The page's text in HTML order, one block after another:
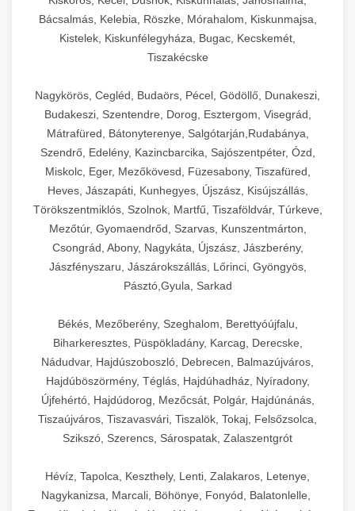
Bácsalmás, Kelebia, Röszke, Mórahalom, Kiskunmajsa,
Kistelek, Kiskunfélegyháza, Bugac, Kecskemét,
Tiszakécske
Nagykörös, Cegléd, Budaörs, Pécel, Gödöllő, Dunakeszi,
Budakeszi, Szentendre, Dorog, Esztergom, Visegrád,
Mátrafüred, Bátonyterenye, Salgótarján,Rudabánya,
Szendrő, Edelény, Kazincbarcika, Sajószentpéter, Ózd,
Miskolc, Eger, Mezőkövesd, Füzesabony, Tiszafüred,
Heves, Jászapáti, Kunhegyes, Újszász, Kisújszállás,
Törökszentmiklós, Szolnok, Martfű, Tiszaföldvár, Túrkeve,
Mezőtúr, Gyomaendrőd, Szarvas, Kunszentmárton,
Csongrád, Abony, Nagykáta, Újszász, Jászberény,
Jászfényszaru, Jászárokszállás, Lőrinci, Gyöngyös,
Pásztó,Gyula, Sarkad
Békés, Mezőberény, Szeghalom, Berettyóújfalu,
Biharkeresztes, Püspökladány, Karcag, Derecske,
Nádudvar, Hajdúszoboszló, Debrecen, Balmazújváros,
Hajdúböszörmény, Téglás, Hajdúhadház, Nyíradony,
Újfehértó, Hajdúdorog, Mezőcsát, Polgár, Hajdúnánás,
Tiszaújváros, Tiszavasvári, Tiszalök, Tokaj, Felsőzsolca,
Szikszó, Szerencs, Sárospatak, Zalaszentgrót
Hévíz, Tapolca, Keszthely, Lenti, Zalakaros, Letenye,
Nagykanizsa, Marcali, Böhönye, Fonyód, Balatonlelle,